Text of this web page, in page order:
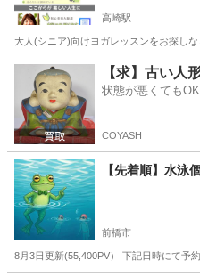
高崎駅
大人(シニア)向けヨガレッスンをお探し
高崎市 高崎駅 ヨガ
【求】古い人
状態が悪くても
COYASH
【先着順】水
前橋市
8月3日更新(55,400PV） 下記日時にて